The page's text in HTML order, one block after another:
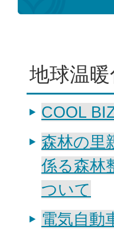
地球温
COOL
森林の里
係る森林
ついて
電気自動